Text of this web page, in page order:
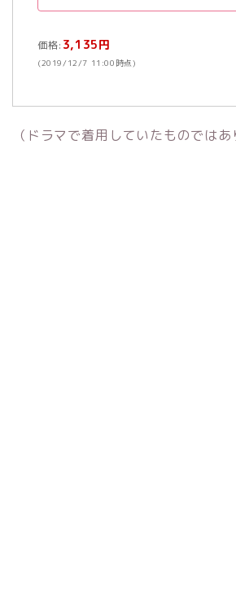
価格: 3,135円
(2019/12/7 11:00時点)
（ドラマで着用していたものではあ